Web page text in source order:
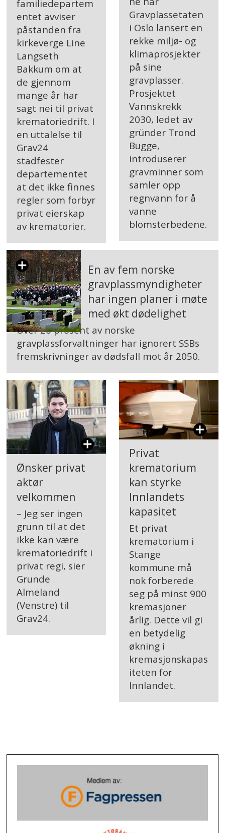
familiedepartem
entet avviser
påstanden fra
kirkeverge Line
Langseth
Bakkum om at
de gjennom
mange år har
sagt nei til privat
krematoriedrift. I
en uttalelse til
Grav24
stadfester
departementet
at det ikke finnes
regler som forbyr
privat eierskap
av krematorier.
Gravplassetaten
i Oslo lansert en
rekke miljø- og
klimaprosjekter
på sine
gravplasser.
Prosjektet
Vannskrekk
2030, ledet av
gründer Trond
Bugge,
introduserer
gravminner som
samler opp
regnvann for å
vanne
blomsterbedene.
En av fem norske
gravplassmyndigheter
har ingen planer i møte
med økt dødelighet
Over 20 prosent av norske
gravplassforvaltninger har ignorert SSBs
fremskrivninger av dødsfall mot år 2050.
Ønsker privat
aktør
velkommen
– Jeg ser ingen
grunn til at det
ikke kan være
krematoriedrift i
privat regi, sier
Grunde
Almeland
(Venstre) til
Grav24.
Privat
krematorium
kan styrke
Innlandets
kapasitet
Et privat
krematorium i
Stange
kommune må
nok forberede
seg på minst 900
kremasjoner
årlig. Dette vil gi
en betydelig
økning i
kremasjonskapas
iteten for
Innlandet.